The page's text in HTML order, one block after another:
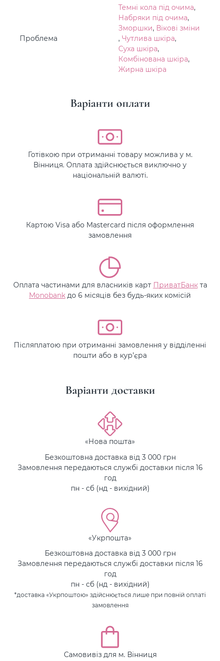
Проблема
Темні кола під очима,
Набряки під очима,
Зморшки, Вікові зміни
, Чутлива шкіра,
Суха шкіра,
Комбінована шкіра,
Жирна шкіра
Варіанти оплати
Готівкою при отриманні товару можлива у м.
Вінниця. Оплата здійснюється виключно у
національній валюті.
Картою Visa або Mastercard після оформлення
замовлення
Оплата частинами для власників карт ПриватБанкта
Monobank до 6 місяців без будь-яких комісій
Післяплатою при отриманні замовлення у відділенні
пошти або в кур’єра
Варіанти доставки
«Нова пошта»
Безкоштовна доставка від 3 000 грн
Замовлення передаються службі доставки після 16
год
пн - сб (нд - вихідний)
«Укрпошта»
Безкоштовна доставка від 3 000 грн
Замовлення передаються службі доставки після 16
год
пн - сб (нд - вихідний)
*доставка «Укрпоштою» здійснюється лише при повній оплаті
замовлення
Самовивіз для м. Вінниця